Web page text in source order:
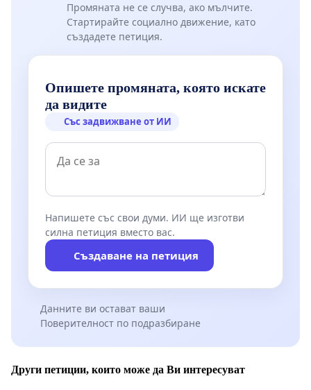
Промяната не се случва, ако мълчите.
Стартирайте социално движение, като
създадете петиция.
Опишете промяната, която искате
да видите
Със задвижване от ИИ
Напишете със свои думи. ИИ ще изготви
силна петиция вместо вас.
Създаване на петиция
Данните ви остават ваши
Поверителност по подразбиране
Други петиции, които може да Ви интересуват